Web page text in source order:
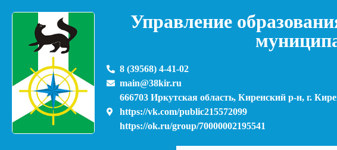
Управление
8 (39568) 4-41-02
main@38kir.ru
666703 Иркутская область, Киренский р-н, г.
https://vk.com/public215572099
https://ok.ru/group/70000002195541